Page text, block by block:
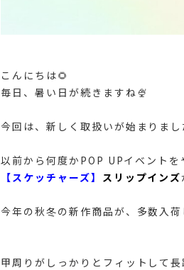
こんにちは🌻
毎日、暑い日が続きますね🍨
今回は、新しく取扱いが始まりま
以前から何度かPOP UPイベントを
【スケッチャーズ】
スリップインズ
今年の秋冬の新作商品が、多数入
甲周りがしっかりとフィットして